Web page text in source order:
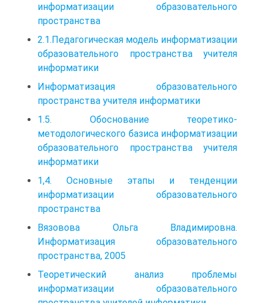
информатизации образовательного
пространства
2.1.Педагогическая модель информатизации
образовательного пространства учителя
информатики
Информатизация образовательного
пространства учителя информатики
1.5. Обоснование теоретико-
методологического базиса информатизации
образовательного пространства учителя
информатики
1,4. Основные этапы и тенденции
информатизации образовательного
пространства
Вязовова Ольга Владимировна.
Информатизация образовательного
пространства, 2005
Теоретический анализ проблемы
информатизации образовательного